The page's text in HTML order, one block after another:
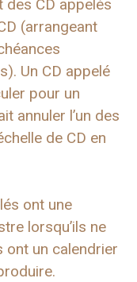
des CD appelés
(arrangeant
Un CD appelé
pour un
annuler l’un des
de CD en
ont une
lorsqu’ils ne
ont un calendrier